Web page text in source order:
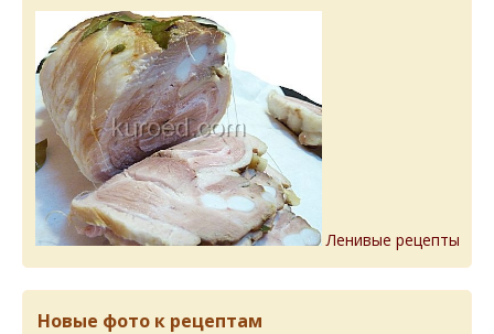
Ленивые рецепты
Новые фото к рецептам